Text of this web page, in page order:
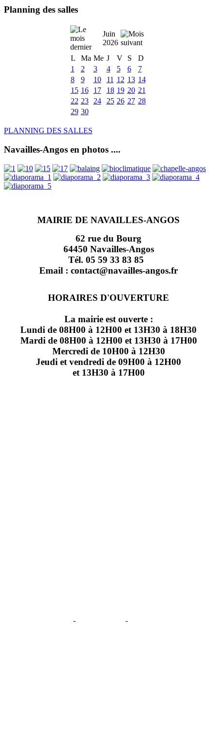
Planning des salles
Juin
2026
L
Ma Me J V S
D
1
2 3 4 5 6
7
8
9 10 11 12 13 14
15 16 17 18 19 20 21
22 23 24 25 26 27 28
29 30
PLANNING DES SALLES
Navailles-Angos en photos ....
MAIRIE DE NAVAILLES-ANGOS
62 rue du Bourg
64450 Navailles-Angos
Tél. 05 59 33 83 85
Email : contact@navailles-angos.fr
HORAIRES D'OUVERTURE
La mairie est ouverte :
Lundi de 08H00 à 12H00 et 13H30 à 18H30
Mardi de 08H00 à 12H00 et 13H30 à 17H00
Mercredi de 10H00 à 12H30
Jeudi et vendredi de 09H00 à 12H00
et 13H30 à 17H00
- -